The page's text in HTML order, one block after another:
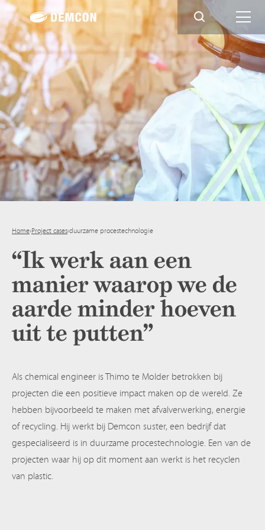
Home›Project cases›duurzame procestechnologie
“Ik werk aan een
manier waarop we de
aarde minder hoeven
uit te putten”
Als chemical engineer is Thimo te Molder betrokken bij
projecten die een positieve impact maken op de wereld. Ze
hebben bijvoorbeeld te maken met afvalverwerking, energie
of recycling. Hij werkt bij Demcon suster, een bedrijf dat
gespecialiseerd is in duurzame procestechnologie. Een van de
projecten waar hij op dit moment aan werkt is het recyclen
van plastic.